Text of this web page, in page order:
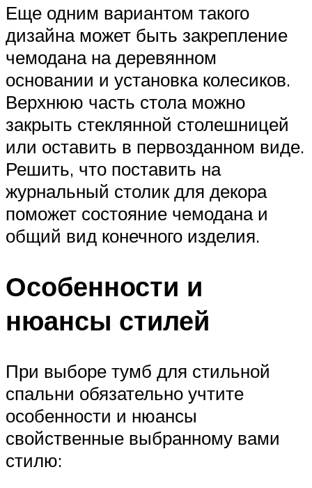
Еще одним вариантом такого
дизайна может быть закрепление
чемодана на деревянном
основании и установка колесиков.
Верхнюю часть стола можно
закрыть стеклянной столешницей
или оставить в первозданном виде.
Решить, что поставить на
журнальный столик для декора
поможет состояние чемодана и
общий вид конечного изделия.
Особенности и
нюансы стилей
При выборе тумб для стильной
спальни обязательно учтите
особенности и нюансы
свойственные выбранному вами
стилю: